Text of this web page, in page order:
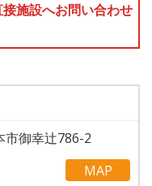
施設へお問い合わせ
市御幸辻786-2
MAP